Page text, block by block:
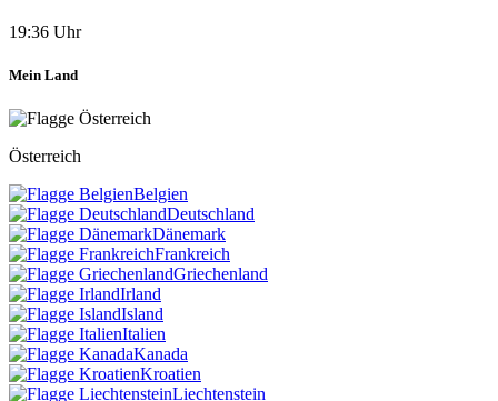
19:36 Uhr
Mein Land
Österreich
Belgien
Deutschland
Dänemark
Frankreich
Griechenland
Irland
Island
Italien
Kanada
Kroatien
Liechtenstein